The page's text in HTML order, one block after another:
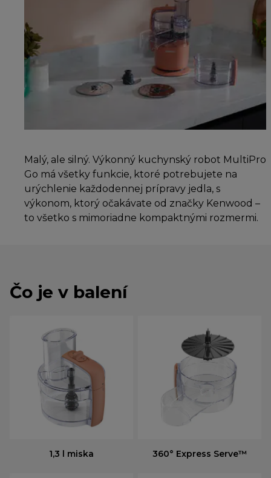
Malý, ale silný. Výkonný kuchynský robot MultiPro
Go má všetky funkcie, ktoré potrebujete na
urýchlenie každodennej prípravy jedla, s
výkonom, ktorý očakávate od značky Kenwood –
to všetko s mimoriadne kompaktnými rozmermi.
Čo je v balení
1,3 l miska 360° Express Serve™